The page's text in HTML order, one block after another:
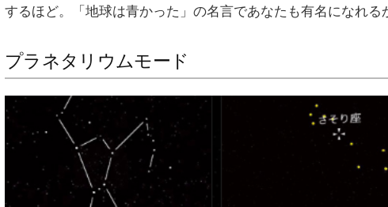
するほど。「地球は青かった」の名言であなたも有名になれる
プラネタリウムモード